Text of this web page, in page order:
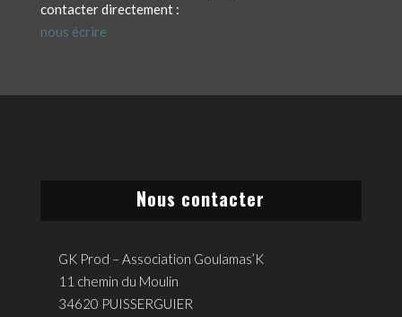
contacter directement :
nous écrire
Nous contacter
GK Prod – Association Goulamas’K
11 chemin du Moulin
34620 PUISSERGUIER